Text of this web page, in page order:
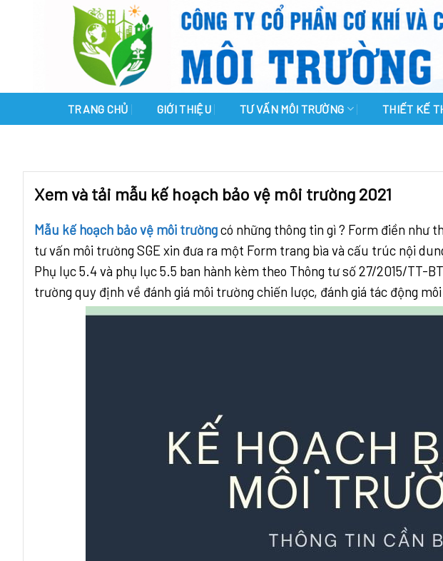
TRANG CHỦ GIỚI THIỆU TƯ VẤN MÔI TRƯỜNG THIẾT KẾ
Xem và tải mẫu kế hoạch bảo vệ môi trường 2021
Mẫu kế hoạch bảo vệ môi trườngcó những thông tin gì ? Form điền như
tư vấn môi trường SGE xin đưa ra một Form trang bìa và cấu trúc nội
Phụ lục 5.4 và phụ lục 5.5 ban hành kèm theo Thông tư số 27/2015/TT-
trường quy định về đánh giá môi trường chiến lược, đánh giá tác động